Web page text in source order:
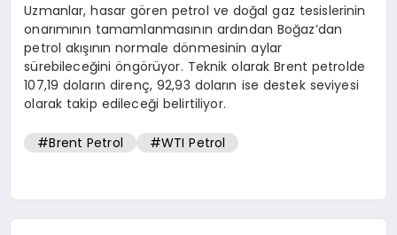
Uzmanlar, hasar gören petrol ve doğal gaz tesislerinin
onarımının tamamlanmasının ardından Boğaz’dan
petrol akışının normale dönmesinin aylar
sürebileceğini öngörüyor. Teknik olarak Brent petrolde
107,19 doların direnç, 92,93 doların ise destek seviyesi
olarak takip edileceği belirtiliyor.
#Brent Petrol #WTI Petrol